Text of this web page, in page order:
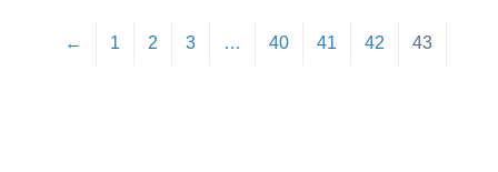
← 1 2 3 … 40 41 42 43